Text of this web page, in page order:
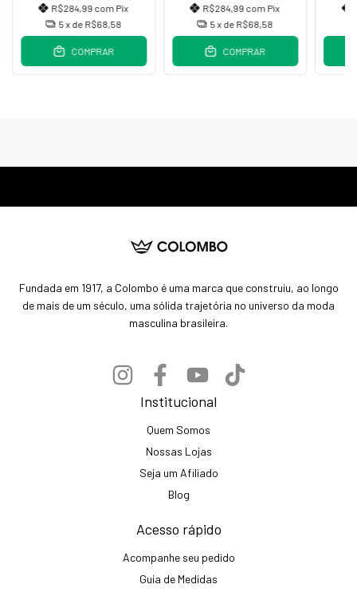
R$284,99 com Pix
5x de R$68,58
COMPRAR
R$284,99 com Pix
5 x de R$68,58
COMPRAR
Fundada em 1917, a Colombo é uma marca que construiu, ao longo
de mais de um século, uma sólida trajetória no universo da moda
masculina brasileira.
Institucional
Quem Somos
Nossas Lojas
Seja um Afiliado
Blog
Acesso rápido
Acompanhe seu pedido
Guia de Medidas